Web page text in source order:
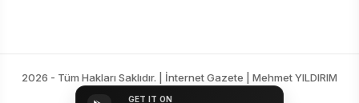
2026 - Tüm Hakları Saklıdır. | İnternet Gazete | Mehmet YILDIRIM
GET IT ON